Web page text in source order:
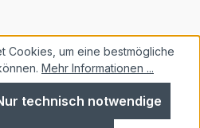
Cookies, um eine bestmögliche
Mehr Informationen ...
technisch notwendige